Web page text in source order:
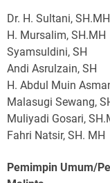
Dr. H. Sultani, SH.MH
H. Mursalim, SH.MH
Syamsuldini, SH
Andi Asrulzain, SH
H. Abdul Muin
Malasugi Sewang,
Muliyadi Gosari,
Fahri Natsir, SH. MH
Pemimpin Umum/